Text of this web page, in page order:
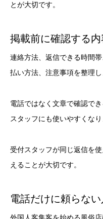
とが大切です。
掲載前に確認する内
連絡方法、返信できる時間
払い方法、注意事項を整理し
電話ではなく文章で確認で
スタッフにも使いやすくなり
受付スタッフが同じ返信を
えることが大切です。
電話だけに頼らな
外国人客集客を始める風俗